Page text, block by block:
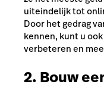
uiteindelijk tot
Door het gedrag
kennen, kunt u
verbeteren en
2. Bouw